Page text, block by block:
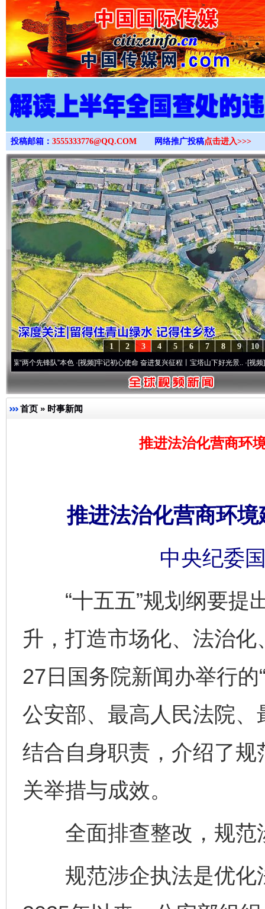
>
投稿邮箱： 3555333776@QQ.COM 网络推广投稿点击进入>>>
10
9
8
7
6
5
4
3
2
1
锋队”本色·[视频]牢记初心使命 奋进复兴征程丨宝塔山下好光景..·[视频]因党而生
首页 » 时事新闻
推进法治化营商环
推进法治化营商环
中央纪委
“十五五”规划纲要提
升，打造市场化、法治
27日国务院新闻办举行的
公安部、最高人民法院
结合自身职责，介绍了
关举措与成效。
全面排查整改，规范
规范涉企执法是优化